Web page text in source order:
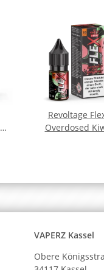
Revoltage
Overdosed
VAPERZ Kassel
Obere